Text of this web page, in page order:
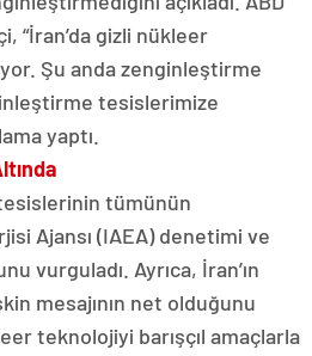
“İran’da gizli nükleer
Şu anda zenginleştirme
tesislerimize
yaptı.
tümünün
Ajansı (IAEA) denetimi ve
vurguladı. Ayrıca, İran’ın
mesajının net olduğunu
teknolojiyi barışçıl amaçlarla